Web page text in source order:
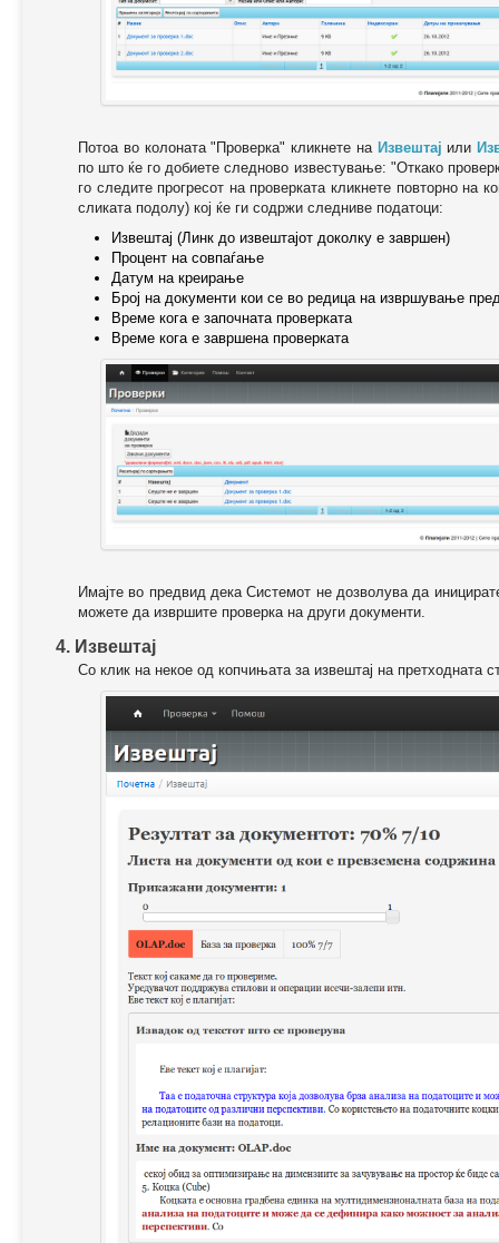
Потоа во колоната "Проверка" кликнете на Извештај или
по што ќе го добиете следново известување: "Oткако
го следите прогресот на проверката кликнете повторно на
сликата подолу) кој ќе ги содржи следниве податоци:
Извештај (Линк до извештајот доколку е завршен)
Процент на совпаѓање
Датум на креирање
Број на документи кои се во редица на извршување
Време кога е започната проверката
Време кога е завршена проверката
Имајте во предвид дека Системот не дозволува да
можете да извршите проверка на други документи.
4. Извештај
Со клик на некое од копчињата за извештај на претходната